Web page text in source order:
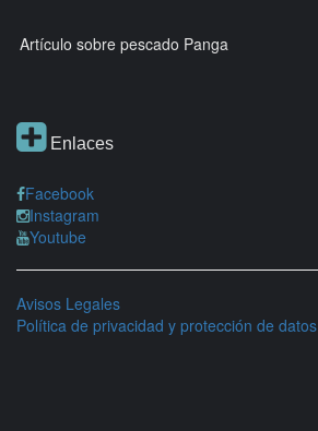
Artículo sobre pescado Panga
Enlaces
Facebook
Instagram
Youtube
Avisos Legales
Política de privacidad y protección de datos